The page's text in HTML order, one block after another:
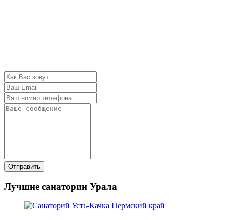
Отправить
Лучшие санатории Урала